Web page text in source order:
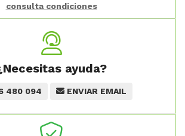
consulta condiciones
ayuda?
480 094 ENVIAR EMAIL